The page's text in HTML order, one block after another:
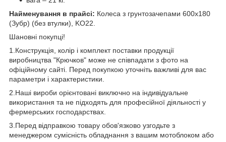
Найменування в прайсі: Колеса з грунтозачепами 600х180
(Зубр) (без втулки), KO22.
Шановні покупці!
1.Конструкція, колір і комплект поставки продукції
виробництва "Крючков" може не співпадати з фото на
офіційному сайті. Перед покупкою уточніть важливі для вас
параметри і характеристики.
2.Наші вироби орієнтовані виключно на індивідуальне
використання та не підходять для професійної діяльності у
фермерських господарствах.
3.Перед відправкою товару обов'язково узгодьте з
менеджером сумісність обладнання з вашим мотоблоком або